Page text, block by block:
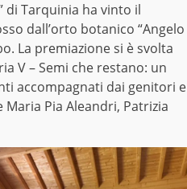
di Tarquinia ha vinto il
dall’orto botanico “Angelo
La premiazione si è svolta
V – Semi che restano: un
accompagnati dai genitori e
Pia Aleandri, Patrizia